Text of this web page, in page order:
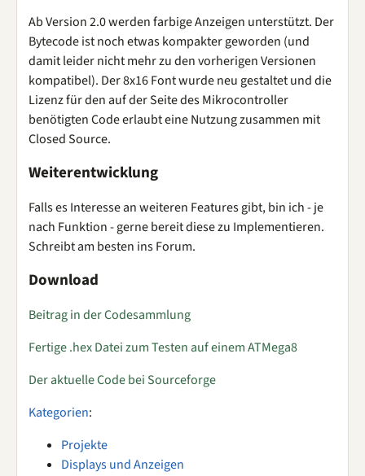
Ab Version 2.0 werden farbige Anzeigen unterstützt. Der
Bytecode ist noch etwas kompakter geworden (und
damit leider nicht mehr zu den vorherigen Versionen
kompatibel). Der 8x16 Font wurde neu gestaltet und die
Lizenz für den auf der Seite des Mikrocontroller
benötigten Code erlaubt eine Nutzung zusammen mit
Closed Source.
Weiterentwicklung
Falls es Interesse an weiteren Features gibt, bin ich - je
nach Funktion - gerne bereit diese zu Implementieren.
Schreibt am besten ins Forum.
Download
Beitrag in der Codesammlung
Fertige .hex Datei zum Testen auf einem ATMega8
Der aktuelle Code bei Sourceforge
Kategorien:
Projekte
Displays und Anzeigen